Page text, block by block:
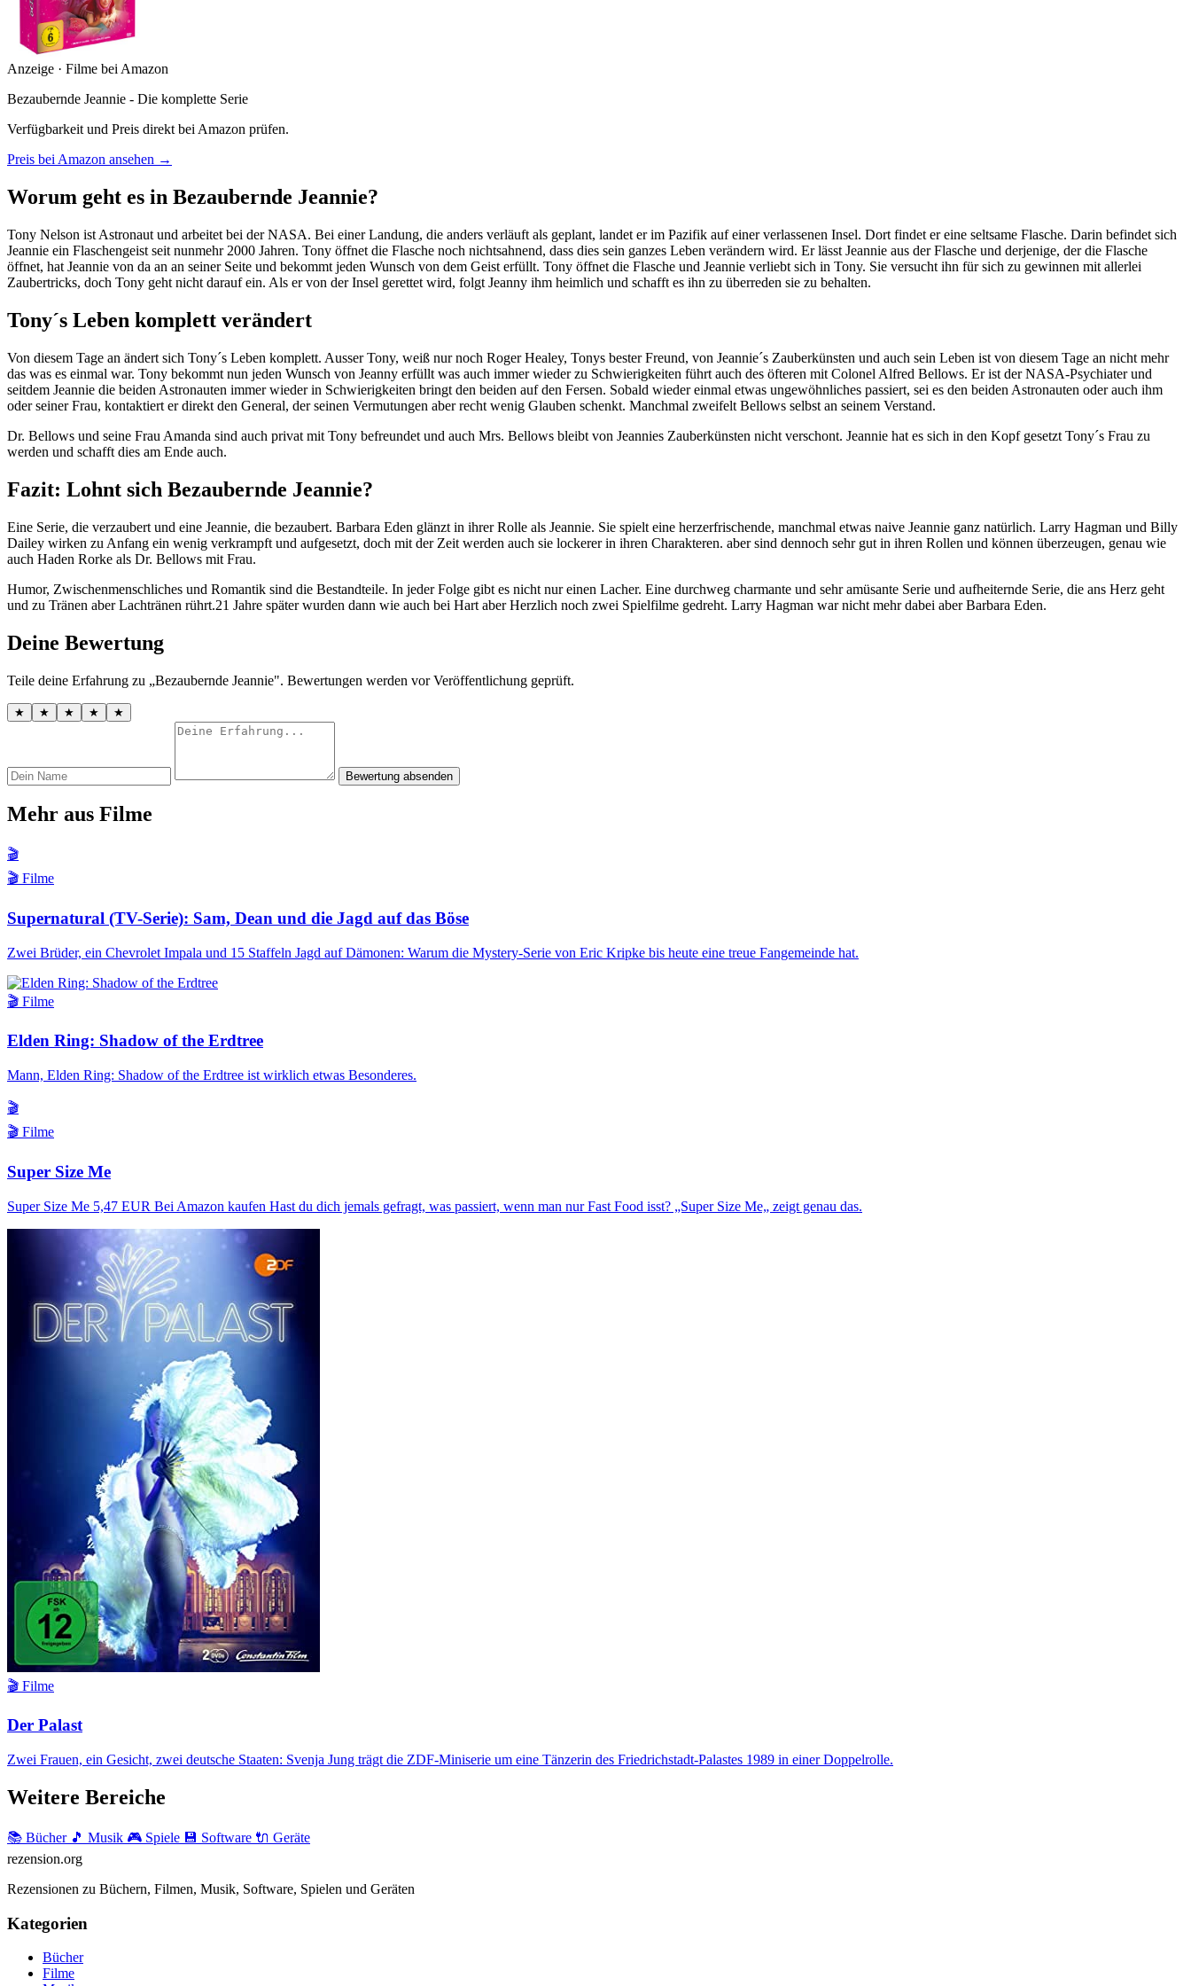
Anzeige · Filme bei Amazon
Bezaubernde Jeannie - Die komplette Serie
Verfügbarkeit und Preis direkt bei Amazon prüfen.
Preis bei Amazon ansehen →
Worum geht es in Bezaubernde Jeannie?
Tony Nelson ist Astronaut und arbeitet bei der NASA. Bei einer Landung, die anders verläuft als geplant, landet er im Pazifik auf einer verlassenen Insel. Dort findet er eine seltsame Flasche. Darin befindet sich
Jeannie ein Flaschengeist seit nunmehr 2000 Jahren. Tony öffnet die Flasche noch nichtsahnend, dass dies sein ganzes Leben verändern wird. Er lässt Jeannie aus der Flasche und derjenige, der die Flasche
öffnet, hat Jeannie von da an an seiner Seite und bekommt jeden Wunsch von dem Geist erfüllt. Tony öffnet die Flasche und Jeannie verliebt sich in Tony. Sie versucht ihn für sich zu gewinnen mit allerlei
Zaubertricks, doch Tony geht nicht darauf ein. Als er von der Insel gerettet wird, folgt Jeanny ihm heimlich und schafft es ihn zu überreden sie zu behalten.
Tony´s Leben komplett verändert
Von diesem Tage an ändert sich Tony´s Leben komplett. Ausser Tony, weiß nur noch Roger Healey, Tonys bester Freund, von Jeannie´s Zauberkünsten und auch sein Leben ist von diesem Tage an nicht mehr
das was es einmal war. Tony bekommt nun jeden Wunsch von Jeanny erfüllt was auch immer wieder zu Schwierigkeiten führt auch des öfteren mit Colonel Alfred Bellows. Er ist der NASA-Psychiater und
seitdem Jeannie die beiden Astronauten immer wieder in Schwierigkeiten bringt den beiden auf den Fersen. Sobald wieder einmal etwas ungewöhnliches passiert, sei es den beiden Astronauten oder auch ihm
oder seiner Frau, kontaktiert er direkt den General, der seinen Vermutungen aber recht wenig Glauben schenkt. Manchmal zweifelt Bellows selbst an seinem Verstand.
Dr. Bellows und seine Frau Amanda sind auch privat mit Tony befreundet und auch Mrs. Bellows bleibt von Jeannies Zauberkünsten nicht verschont. Jeannie hat es sich in den Kopf gesetzt Tony´s Frau zu
werden und schafft dies am Ende auch.
Fazit: Lohnt sich Bezaubernde Jeannie?
Eine Serie, die verzaubert und eine Jeannie, die bezaubert. Barbara Eden glänzt in ihrer Rolle als Jeannie. Sie spielt eine herzerfrischende, manchmal etwas naive Jeannie ganz natürlich. Larry Hagman und Billy
Dailey wirken zu Anfang ein wenig verkrampft und aufgesetzt, doch mit der Zeit werden auch sie lockerer in ihren Charakteren. aber sind dennoch sehr gut in ihren Rollen und können überzeugen, genau wie
auch Haden Rorke als Dr. Bellows mit Frau.
Humor, Zwischenmenschliches und Romantik sind die Bestandteile. In jeder Folge gibt es nicht nur einen Lacher. Eine durchweg charmante und sehr amüsante Serie und aufheiternde Serie, die ans Herz geht
und zu Tränen aber Lachtränen rührt.21 Jahre später wurden dann wie auch bei Hart aber Herzlich noch zwei Spielfilme gedreht. Larry Hagman war nicht mehr dabei aber Barbara Eden.
Deine Bewertung
Teile deine Erfahrung zu „Bezaubernde Jeannie". Bewertungen werden vor Veröffentlichung geprüft.
★ ★ ★ ★ ★
Bewertung absenden
Mehr aus Filme
🎬
🎬 Filme
Supernatural (TV-Serie): Sam, Dean und die Jagd auf das Böse
Zwei Brüder, ein Chevrolet Impala und 15 Staffeln Jagd auf Dämonen: Warum die Mystery-Serie von Eric Kripke bis heute eine treue Fangemeinde hat.
🎬 Filme
Elden Ring: Shadow of the Erdtree
Mann, Elden Ring: Shadow of the Erdtree ist wirklich etwas Besonderes.
🎬
🎬 Filme
Super Size Me
Super Size Me 5,47 EUR Bei Amazon kaufen Hast du dich jemals gefragt, was passiert, wenn man nur Fast Food isst? „Super Size Me„ zeigt genau das.
🎬 Filme
Der Palast
Zwei Frauen, ein Gesicht, zwei deutsche Staaten: Svenja Jung trägt die ZDF-Miniserie um eine Tänzerin des Friedrichstadt-Palastes 1989 in einer Doppelrolle.
Weitere Bereiche
📚 Bücher 🎵 Musik 🎮 Spiele 💾 Software 🔌 Geräte
rezension.org
Rezensionen zu Büchern, Filmen, Musik, Software, Spielen und Geräten
Kategorien
Bücher
Filme